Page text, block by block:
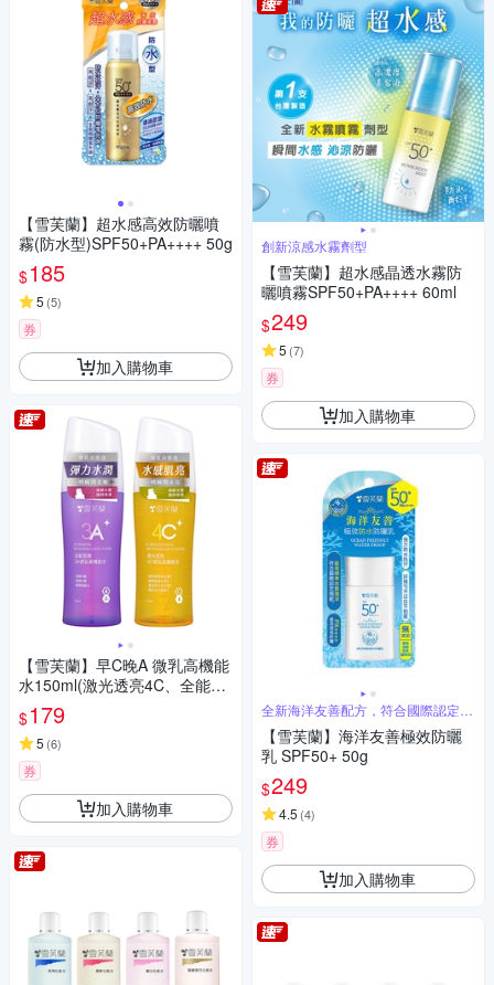
【雪芙蘭】超水感高效防曬噴
霧(防水型)SPF50+PA++++ 50g
$185
5 (5)
券
加入購物車
【雪芙蘭】早C晚A 微乳高機能
水150ml(激光透亮4C、全能緊
緻3A)
$179
5 (6)
券
加入購物車
創新涼感水霧劑型
【雪芙蘭】超水感晶透水霧防
曬噴霧SPF50+PA++++ 60ml
$249
5 (7)
券
加入購物車
全新海洋友善配方，符合國際認定規
範
【雪芙蘭】海洋友善極效防曬
乳 SPF50+ 50g
$249
4.5 (4)
券
加入購物車